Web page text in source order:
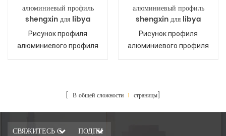
алюминиевый профиль
shengxin для libya
Рисунок профиля
алюминиевого профиля
алюминиевый профиль
shengxin для libya
Рисунок профиля
алюминиевого профиля
[ В общей сложности 1 страницы]
СВЯЖИТЕСЬ С ПОДПИ